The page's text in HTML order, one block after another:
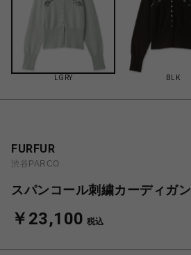
LGRY BLK
FURFUR
渋谷PARCO
スパンコール刺繍カーディガン
￥23,100 税込